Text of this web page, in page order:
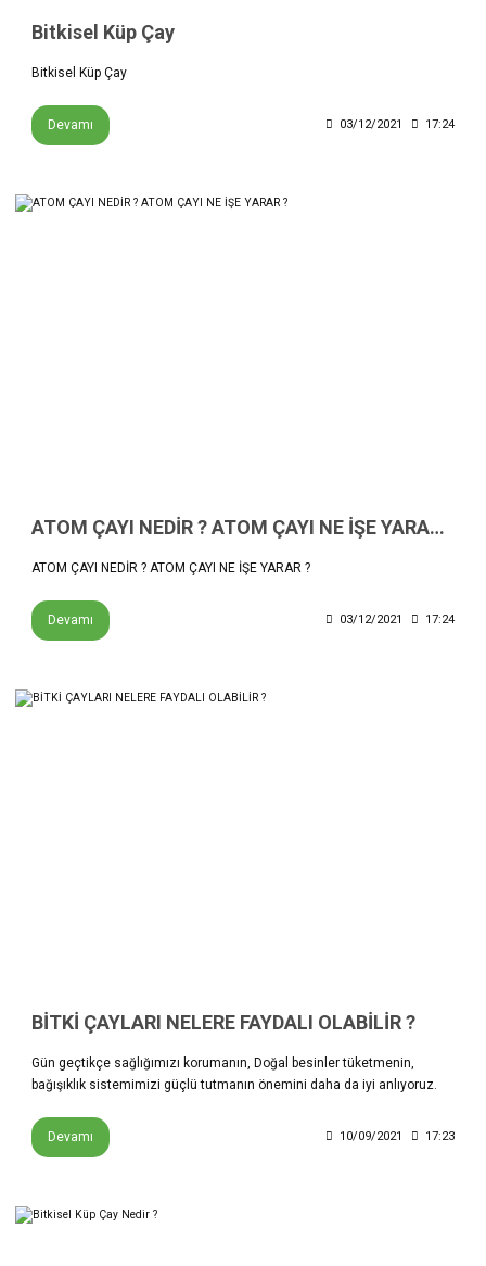
Bitkisel Küp Çay
Bitkisel Küp Çay
Devamı 03/12/2021 17:24
ATOM ÇAYI NEDİR ? ATOM ÇAYI NE İŞE YARAR ?
ATOM ÇAYI NEDİR ? ATOM ÇAYI NE İŞE YARAR ?
Devamı 03/12/2021 17:24
BİTKİ ÇAYLARI NELERE FAYDALI OLABİLİR ?
Gün geçtikçe sağlığımızı korumanın, Doğal besinler tüketmenin,
bağışıklık sistemimizi güçlü tutmanın önemini daha da iyi anlıyoruz.
Devamı 10/09/2021 17:23